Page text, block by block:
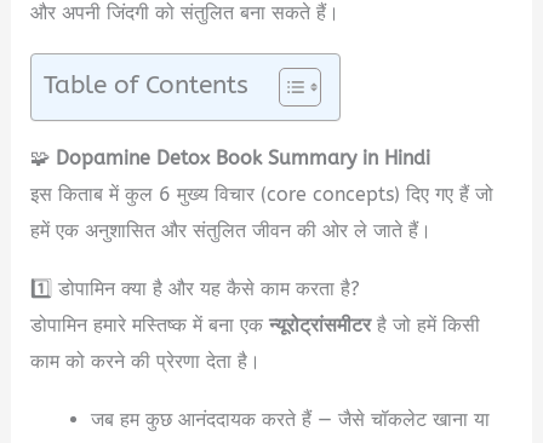
और अपनी जिंदगी को संतुलित बना सकते हैं।
Table of Contents
🧩 Dopamine Detox Book Summary in Hindi
इस किताब में कुल 6 मुख्य विचार (core concepts) दिए गए हैं जो
हमें एक अनुशासित और संतुलित जीवन की ओर ले जाते हैं।
1️⃣ डोपामिन क्या है और यह कैसे काम करता है?
डोपामिन हमारे मस्तिष्क में बना एकन्यूरोट्रांसमीटरहै जो हमें किसी
काम को करने की प्रेरणा देता है।
जब हम कुछ आनंददायक करते हैं — जैसे चॉकलेट खाना या